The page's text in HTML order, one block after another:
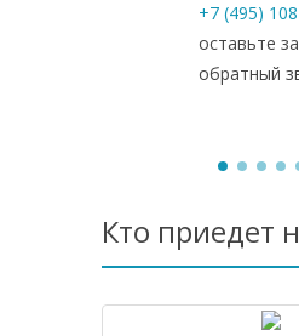
+7 (495)
оставьте
обратный
Кто приедет